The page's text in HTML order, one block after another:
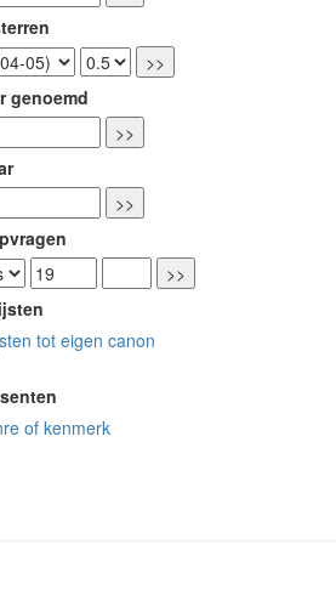
genoemd
tot eigen canon
of kenmerk